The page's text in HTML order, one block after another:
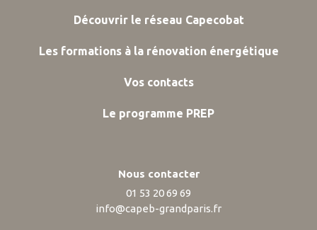
Découvrir le réseau Capecobat
Les formations à la rénovation énergétique
Vos contacts
Le programme PREP
Nous contacter
01 53 20 69 69
info@capeb-grandparis.fr